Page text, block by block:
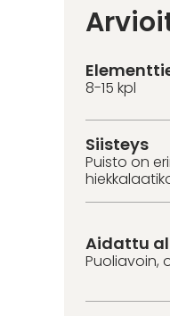
8-15 kpl
Siisteys
Puisto on
Aidattu
Puoliavoin,